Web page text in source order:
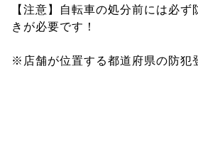
【注意】自転車の処分前には必
きが必要です！
※店舗が位置する都道府県の防犯